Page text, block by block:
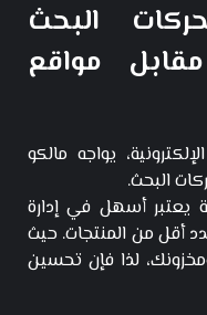
البحث
مقابل مواقع
يواجه مالكو
البحث.
يعتبر أسهل في إدارة
أقل من المنتجات. حيث
لذا فإن تحسين